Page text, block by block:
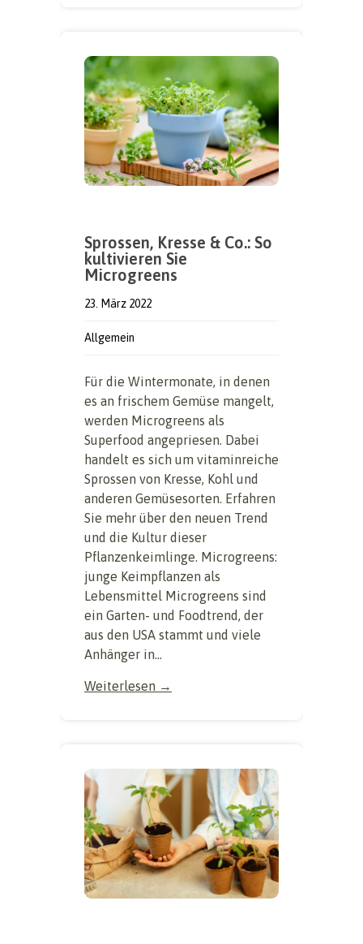
Sprossen, Kresse & Co.: So
kultivieren Sie
Microgreens
23. März 2022
Allgemein
Für die Wintermonate, in denen
es an frischem Gemüse mangelt,
werden Microgreens als
Superfood angepriesen. Dabei
handelt es sich um vitaminreiche
Sprossen von Kresse, Kohl und
anderen Gemüsesorten. Erfahren
Sie mehr über den neuen Trend
und die Kultur dieser
Pflanzenkeimlinge. Microgreens:
junge Keimpflanzen als
Lebensmittel Microgreens sind
ein Garten- und Foodtrend, der
aus den USA stammt und viele
Anhänger in...
Weiterlesen →